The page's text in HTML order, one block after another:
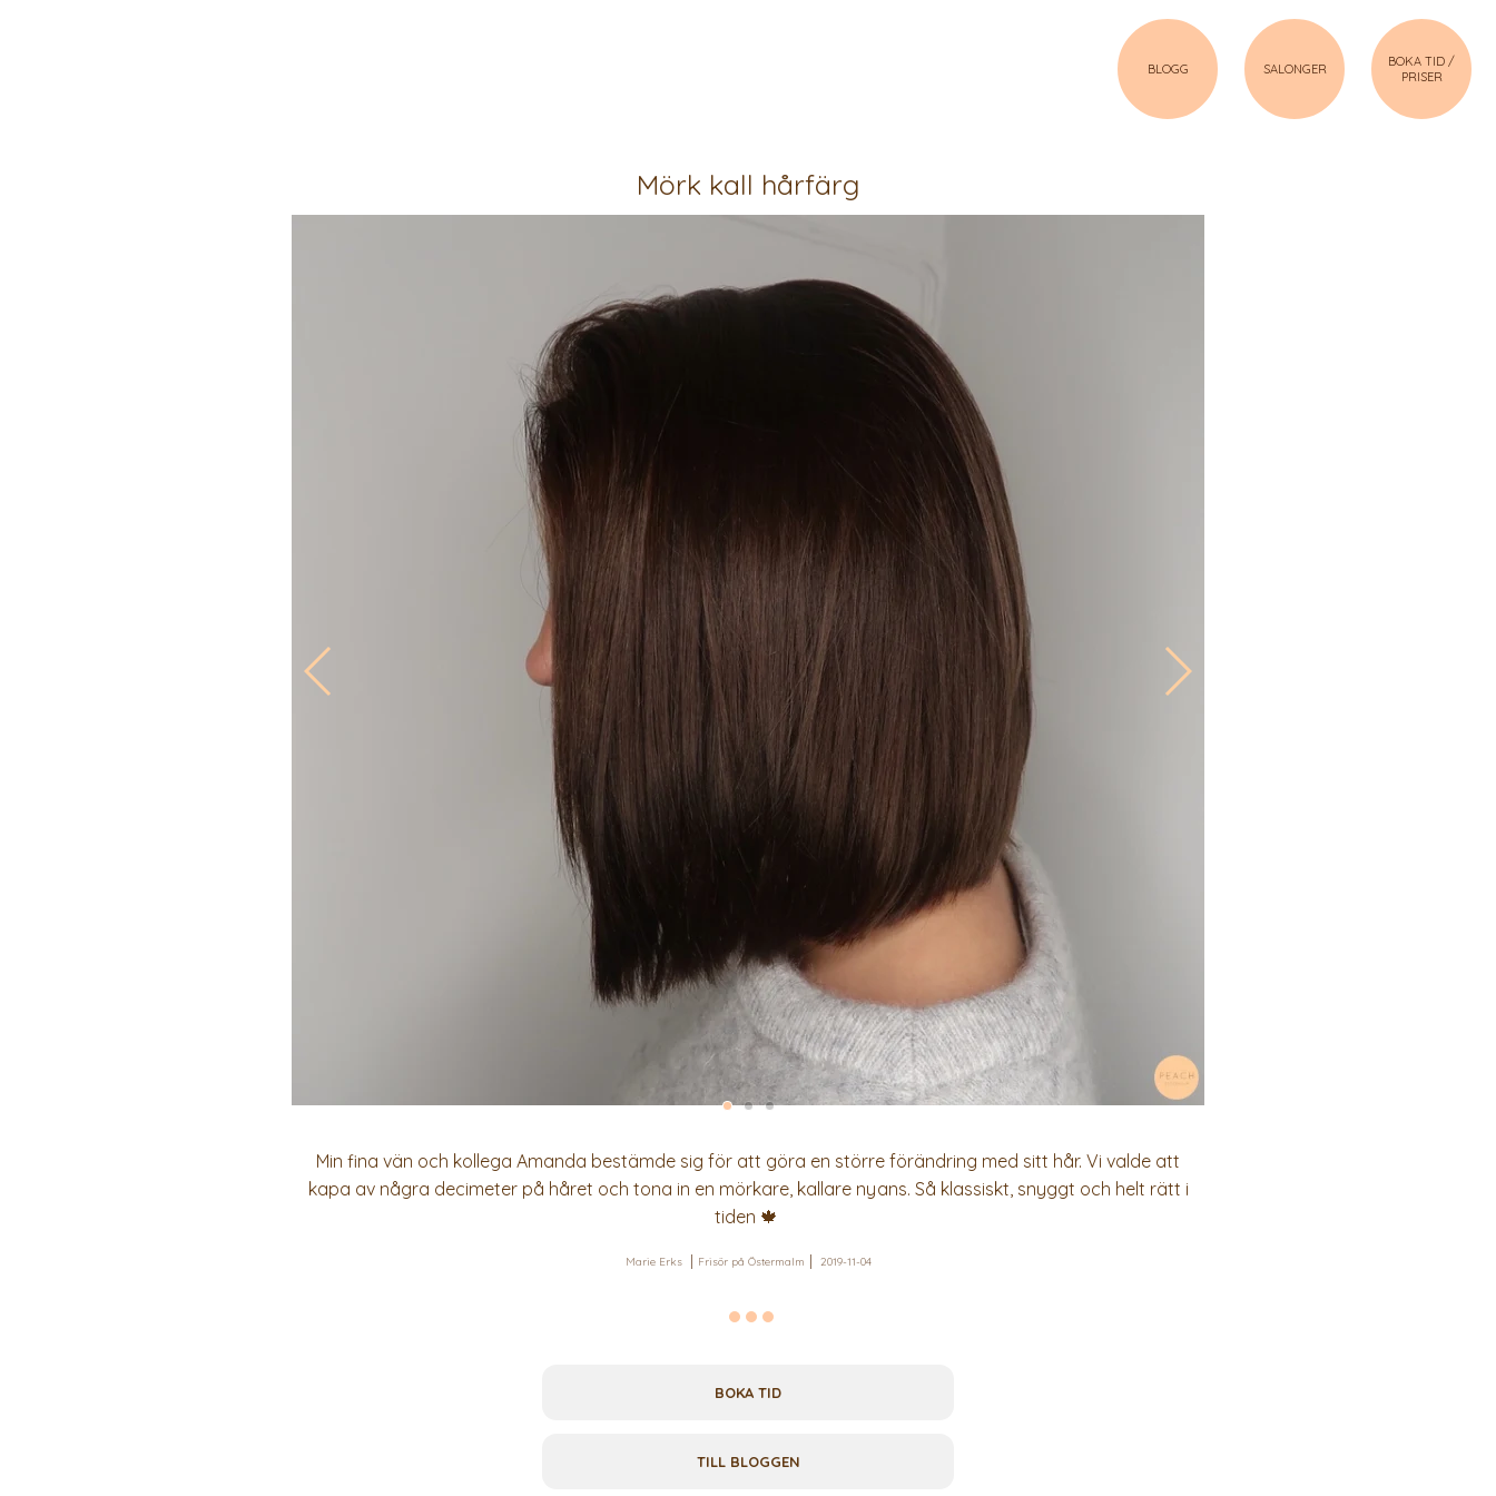
BLOGG SALONGER
BOKA TID /
PRISER
Mörk kall hårfärg
Min fina vän och kollega Amanda bestämde sig för att göra en större förändring med sitt hår. Vi valde att
kapa av några decimeter på håret och tona in en mörkare, kallare nyans. Så klassiskt, snyggt och helt rätt i
tiden 🍁
Marie Erks Frisör på Östermalm 2019-11-04
BOKA TID
TILL BLOGGEN